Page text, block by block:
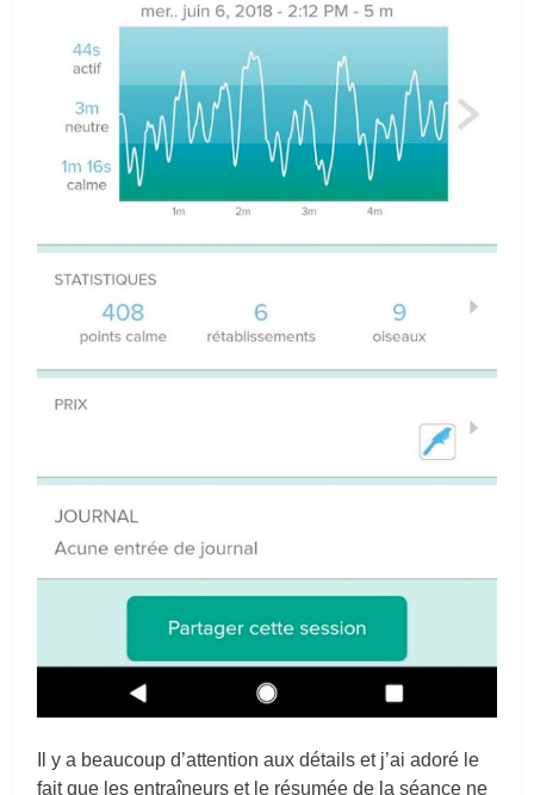
Il y a beaucoup d’attention aux détails et j’ai adoré le
fait que les entraîneurs et le résumée de la séance ne